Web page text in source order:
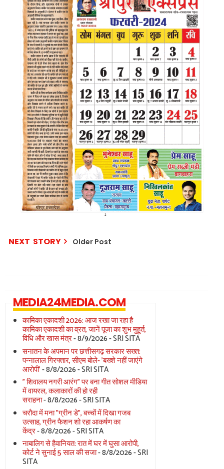
NEXT STORY Older Post
MEDIA24MEDIA.COM
कामिका एकादशी 2026: आज रखा जा रहा है
कामिका एकादशी का व्रत, जानें पूजा का शुभ मुहूर्त,
विधि और खास मंत्र- 8/9/2026- SRI SITA
सनातन के अपमान पर छत्तीसगढ़ सरकार सख्त:
पन्नालाल गिरफ्तार, सीएम बोले- 'बख्शे नहीं जाएंगे
आरोपी'- 8/8/2026- SRI SITA
" शिवालय नगरी आरंग" पर बना गीत सोशल मीडिया
में वायरल, कलाकारों की हो रही
सराहना- 8/8/2026- SRI SITA
चरौदा में मना "ग्रीन डे", बच्चों में दिखा गजब
उत्साह, ग्रीन फैशन शो रहा आकर्षण का
केंद्र- 8/8/2026- SRI SITA
नाबालिग से हैवानियत: रात में घर में घुसा आरोपी,
कोर्ट ने सुनाई 5 साल की सजा- 8/8/2026- SRI
SITA